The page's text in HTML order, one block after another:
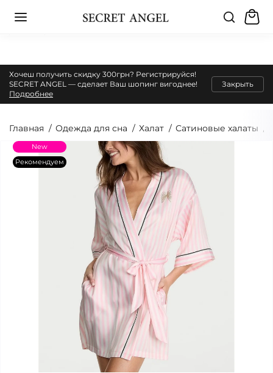
Хочеш получить скидку 300грн? Регистрируйся!
SECRET ANGEL — сделает Ваш шопинг вигоднее!
Подробнее
Закрыть
Главная Одежда для сна Халат Сатиновые халаты
New
Рекомендуем